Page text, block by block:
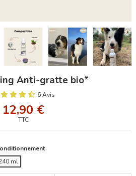
Anti-gratte bio*
6 Avis
12,90 €
TTC
ml